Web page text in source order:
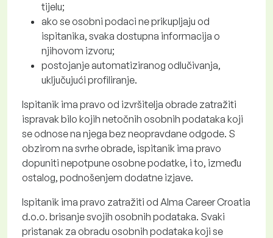
tijelu;
ako se osobni podaci ne prikupljaju od
ispitanika, svaka dostupna informacija o
njihovom izvoru;
postojanje automatiziranog odlučivanja,
uključujući profiliranje.
Ispitanik ima pravo od izvršitelja obrade zatražiti
ispravak bilo kojih netočnih osobnih podataka koji
se odnose na njega bez neopravdane odgode. S
obzirom na svrhe obrade, ispitanik ima pravo
dopuniti nepotpune osobne podatke, i to, između
ostalog, podnošenjem dodatne izjave.
Ispitanik ima pravo zatražiti od Alma Career Croatia
d.o.o. brisanje svojih osobnih podataka. Svaki
pristanak za obradu osobnih podataka koji se